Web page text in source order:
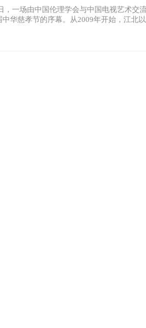
，一场由中国伦理学会与中国电视艺术交
华慈孝节的序幕。从2009年开始，江北